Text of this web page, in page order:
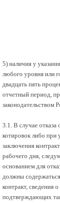
5) наличия у
любого уровня или
двадцать пять
отчетный период,
законодательством
3.1. В случае отказа
котировок либо при
заключения
рабочего дня,
основанием для
должны содержаться
контракт, сведения
подтверждающих